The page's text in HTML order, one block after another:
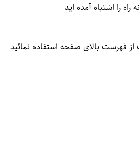
راه را اشتباه آمده اید
از فهرست بالای صفحه استفاده نمائید